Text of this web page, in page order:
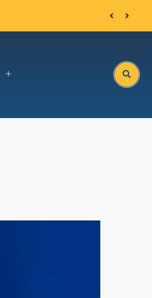
Arnaud
Search